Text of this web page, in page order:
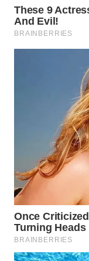
WAHANA
INFRASTRUKTUR
WAHANA
WAHANA
TRAVEL
WAHANA
WAHANANEWS
ID